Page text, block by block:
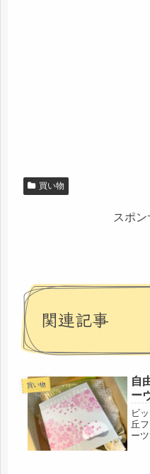
買い物
スポン
関連記事
買い物
自
ー
ビ
丘
ー